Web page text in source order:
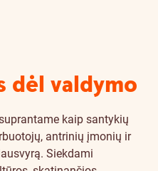
dėl valdymo
kaip santykių
antrinių įmonių ir
Siekdami